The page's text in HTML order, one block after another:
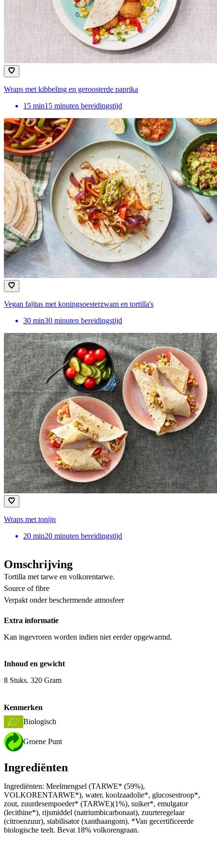
Wraps met kibbeling en geroosterde paprika
15 min15 minuten bereidingstijd
Vegan fajitas met koningsoesterzwam en tortilla's
30 min30 minuten bereidingstijd
Wraps met tonijn
20 min20 minuten bereidingstijd
Omschrijving
Tortilla met tarwe en volkorentarwe.
Source of fibre
Verpakt onder beschermende atmosfeer
Extra informatie
Kan ingevroren worden indien niet eerder opgewarmd.
Inhoud en gewicht
8 Stuks. 320 Gram
Kenmerken
Biologisch
Groene Punt
Ingrediënten
Ingrediënten: Meelmengsel (TARWE* (59%),
VOLKORENTARWE*), water, koolzaadolie*, glucosestroop*,
zout, zuurdesempoeder* (TARWE)(1%), suiker*, emulgator
(lecithine*), rijsmiddel (natriumbicarbonaat), zuurteregelaar
(citroenzuur), stabilisator (xanthaangom). *Van gecertificeerde
biologische teelt. Bevat 18% volkorengraan.